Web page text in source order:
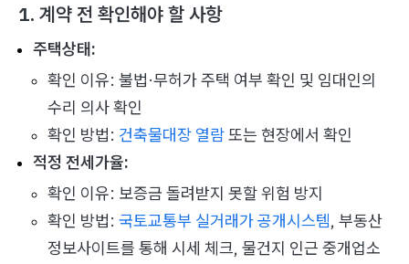
1. 계약 전 확인해야 할 사항
주택상태:
확인 이유: 불법·무허가 주택 여부 확인 및 임대인의
수리 의사 확인
확인 방법: 건축물대장 열람또는 현장에서 확인
적정 전세가율:
확인 이유: 보증금 돌려받지 못할 위험 방지
확인 방법: 국토교통부 실거래가 공개시스템, 부동산
정보사이트를 통해 시세 체크, 물건지 인근 중개업소